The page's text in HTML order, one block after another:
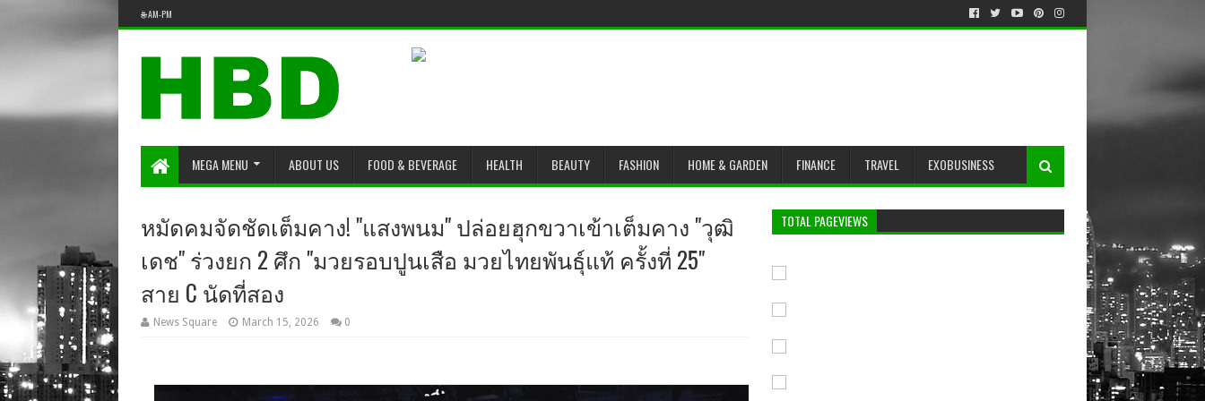
🌐 AM-PM
MEGA MENU ABOUT US FOOD & BEVERAGE HEALTH BEAUTY FASHION HOME & GARDEN FINANCE TRAVEL EXOBUSINESS
หมัดคมจัดชัดเต็มคาง! "แสงพนม" ปล่อยฮุกขวาเข้าเต็มคาง "วุฒิ
เดช" ร่วงยก 2 ศึก "มวยรอบปูนเสือ มวยไทยพันธุ์แท้ ครั้งที่ 25"
สาย C นัดที่สอง
News Square March 15, 2026 0
TOTAL PAGEVIEWS